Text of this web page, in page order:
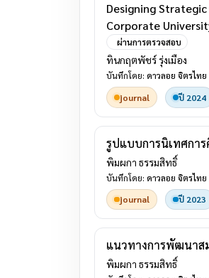
Designing
Corporate
ผ่านการตรวจสอบ
ทินกฤตพัชร์ รุ่งเมือง
บันทึกโดย: ดาวลอย จิตรไทย
journal
ปี 2024
รูปแบบการนิเทศกา
พิมผกา ธรรมสิทธิ์
บันทึกโดย: ดาวลอย จิตรไทย
journal
ปี 2023
แนวทางการพัฒนาส
พิมผกา ธรรมสิทธิ์